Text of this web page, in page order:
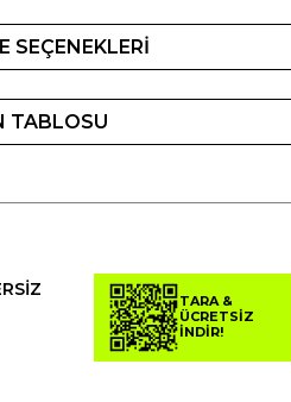
SEÇENEKLERİ
TABLOSU
TARA &
ÜCRETSİZ
İNDİR!